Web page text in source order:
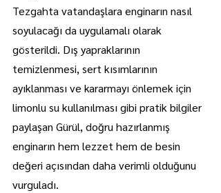
Tezgahta vatandaşlara enginarın nasıl
soyulacağı da uygulamalı olarak
gösterildi. Dış yapraklarının
temizlenmesi, sert kısımlarının
ayıklanması ve kararmayı önlemek için
limonlu su kullanılması gibi pratik bilgiler
paylaşan Gürül, doğru hazırlanmış
enginarın hem lezzet hem de besin
değeri açısından daha verimli olduğunu
vurguladı.